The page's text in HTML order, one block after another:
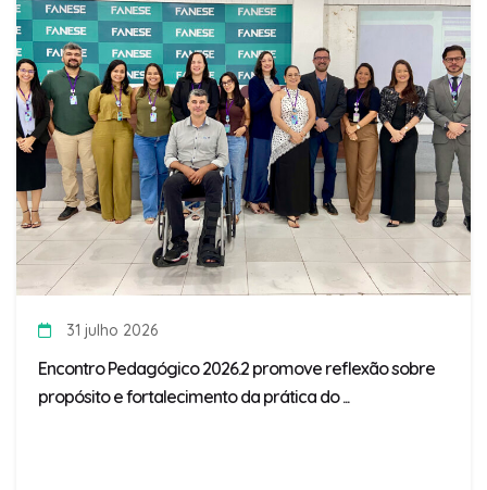
31 julho 2026
Encontro Pedagógico 2026.2 promove reflexão sobre
propósito e fortalecimento da prática do ...